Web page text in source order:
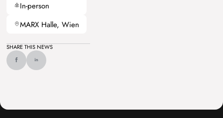
In-person
MARX Halle, Wien
SHARE THIS NEWS